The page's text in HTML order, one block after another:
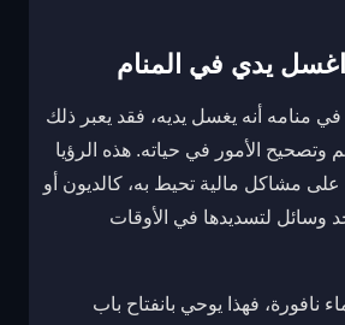
يدي في المنام
منامه أنه يغسل يديه، فقد يعبر ذلك
الأمور في حياته. هذه الرؤيا
على مشاكل مالية تحيط به، كالديون أو
وسائل لتسديدها في الأوقات
نافورة، فهذا يوحي بانفتاح باب